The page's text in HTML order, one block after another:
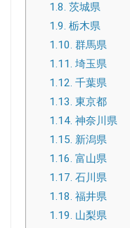
1.8. 茨城県
1.9. 栃木県
1.10. 群馬県
1.11. 埼玉県
1.12. 千葉県
1.13. 東京都
1.14. 神奈川県
1.15. 新潟県
1.16. 富山県
1.17. 石川県
1.18. 福井県
1.19. 山梨県